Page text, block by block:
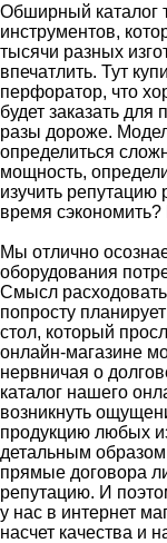
Обширный каталог
инструментов,
тысячи разных
впечатлить. Тут
перфоратор, что
будет заказать
разы дороже.
определиться
мощность,
изучить репутацию
время
Мы отлично
оборудования
Смысл
попросту
стол, который
онлайн-магазине
нервничая о
каталог нашего
возникнуть
продукцию любых
детальным
прямые договора
репутацию. И
у нас в интернет
насчет качества и